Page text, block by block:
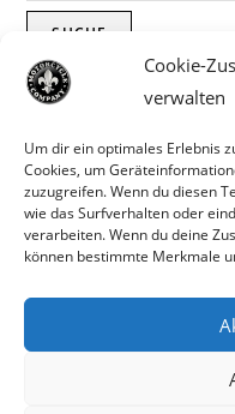
Cookie-
verwalten
Um dir ein optimales Erlebnis
Cookies, um
zuzugreifen. Wenn du diesen
wie das Surfverhalten oder
verarbeiten. Wenn du deine
können bestimmte Merkmale
Parts für Harley
SUCHE